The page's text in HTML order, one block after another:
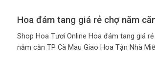
Hoa đám tang giá rẻ chợ năm
Shop Hoa Tươi Online Hoa đám tang giá
năm căn TP Cà Mau Giao Hoa Tận Nhà